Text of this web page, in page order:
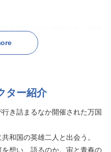
き詰まるなか開催された万国
和国の英雄二人と出会う。
ター紹介
き詰まるなか開催された万国
和国の英雄二人と出会う。
想い、語るのか。宙と青春の